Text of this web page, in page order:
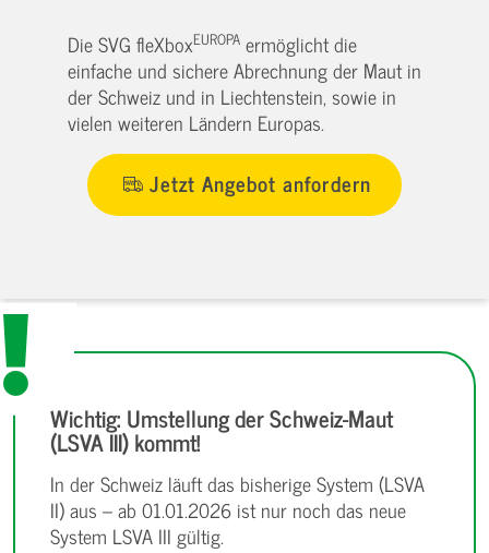
Die SVG fleXboxEUROPA ermöglicht die
einfache und sichere Abrechnung der Maut in
der Schweiz und in Liechtenstein, sowie in
vielen weiteren Ländern Europas.
Jetzt Angebot anfordern
Wichtig: Umstellung der Schweiz-Maut
(LSVA III) kommt!
In der Schweiz läuft das bisherige System (LSVA
II) aus – ab 01.01.2026 ist nur noch das neue
System LSVA III gültig.